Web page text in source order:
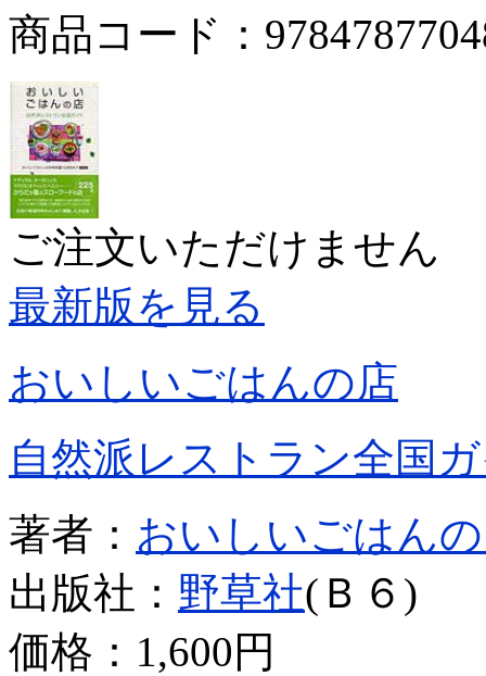
商品コード：
ご注文いただけません
最新版を見る
おいしいごはんの店
自然派レストラン全国
著者： おいしいごはん
出版社： 野草社(Ｂ６)
価格： 1,600円